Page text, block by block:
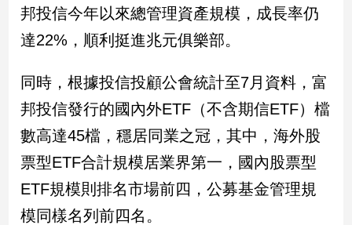
地
方
新
病
專
區
南
台
邦投信今年以來總管理資產規模，成長率仍
達22%，順利挺進兆元俱樂部。
同時，根據投信投顧公會統計至7月資料，富
邦投信發行的國內外ETF（不含期信ETF）檔
數高達45檔，穩居同業之冠，其中，海外股
票型ETF合計規模居業界第一，國內股票型
ETF規模則排名市場前四，公募基金管理規
模同樣名列前四名。